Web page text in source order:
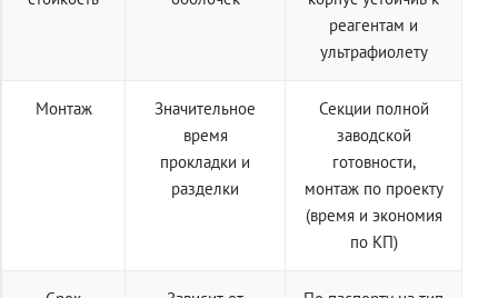
реагентам и
ультрафиолету
Монтаж
Значительное
время
прокладки и
разделки
Секции полной
заводской
готовности,
монтаж по проекту
(время и экономия
по КП)